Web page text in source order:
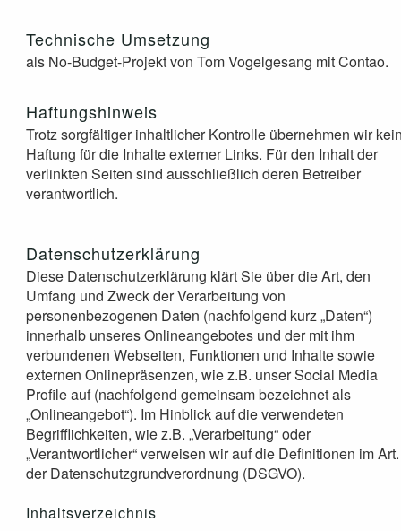
Technische Umsetzung
als No-Budget-Projekt von Tom Vogelgesang mit Contao.
Haftungshinweis
Trotz sorgfältiger inhaltlicher Kontrolle übernehmen wir
Haftung für die Inhalte externer Links. Für den Inhalt der
verlinkten Seiten sind ausschließlich deren Betreiber
verantwortlich.
Datenschutzerklärung
Diese Datenschutzerklärung klärt Sie über die Art, den
Umfang und Zweck der Verarbeitung von
personenbezogenen Daten (nachfolgend kurz „Daten“)
innerhalb unseres Onlineangebotes und der mit ihm
verbundenen Webseiten, Funktionen und Inhalte sowie
externen Onlinepräsenzen, wie z.B. unser Social Media
Profile auf (nachfolgend gemeinsam bezeichnet als
„Onlineangebot“). Im Hinblick auf die verwendeten
Begrifflichkeiten, wie z.B. „Verarbeitung“ oder
„Verantwortlicher“ verweisen wir auf die Definitionen im
der Datenschutzgrundverordnung (DSGVO).
Inhaltsverzeichnis